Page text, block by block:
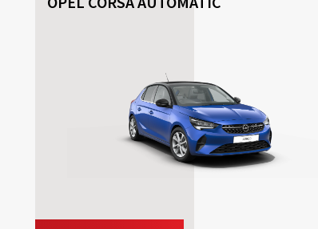
5 Πόρτες
Κιβώτιο ταχυτήτων: Ταχύτητες
Καύσιμο: Βενζίνη
Driving licence: B